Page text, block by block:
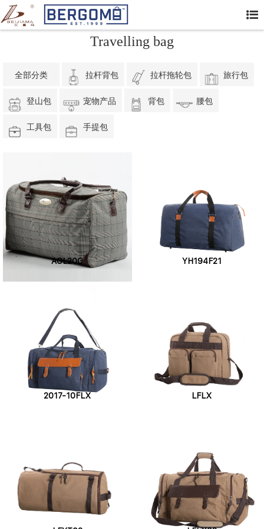
Travelling bag
全部分类 拉杆背包 拉杆拖轮包 旅行包
登山包 宠物产品 背包 腰包
工具包 手提包
AGL20G YH194F21
2017-10FLX LFLX